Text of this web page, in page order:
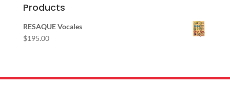
Products
RESAQUE Vocales
$195.00